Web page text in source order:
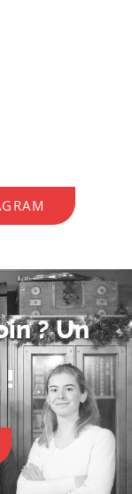
? Un
!